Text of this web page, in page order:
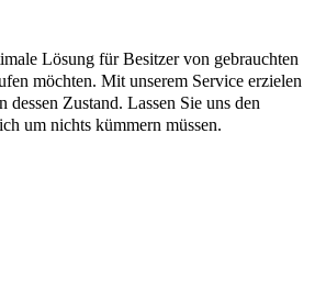
Lösung für Besitzer von gebrauchten
möchten. Mit unserem Service erzielen
Zustand. Lassen Sie uns den
um nichts kümmern müssen.